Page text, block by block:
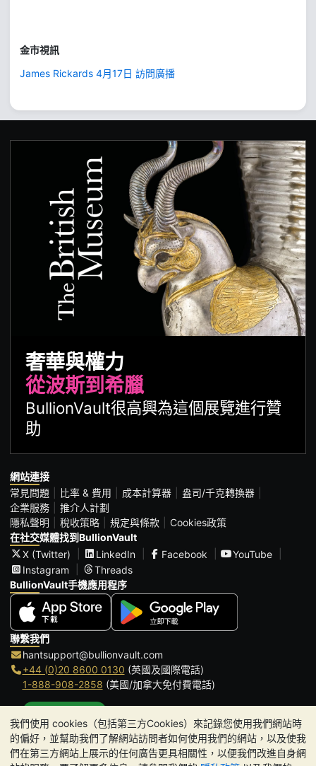
我們使用 cookies（包括第三方Cookies）來記錄您使用我們網站時
的偏好，並幫助我們了解網站訪問者如何使用我們的網站，以及使我
們在第三方網站上展示的任何廣告更具相關性，以便我們改進自身網
金市視訊
James Rickards 4月17日 訪問廣播
奢華與權力
從波斯到希臘
BullionVault很高興為這個展覽進行贊
助
網站連接
常見問題
比率 & 費用 成本計算器
盎司/千克轉換器
企業服務
推介人計劃
隱私聲明
稅收策略 規定與條款
Cookies政策
在社交媒體找到BullionVault
X (Twitter)
LinkedIn Facebook
YouTube
Instagram
Threads
BullionVault手機應用程序
聯繫我們
hantsupport@bullionvault.com
+44 (0)20 8600 0130 (英國及國際電話)
1-888-908-2858 (美國/加拿大免付費電話)
辦公時間:
9am to 8:30pm (英國時間), 周一至周五